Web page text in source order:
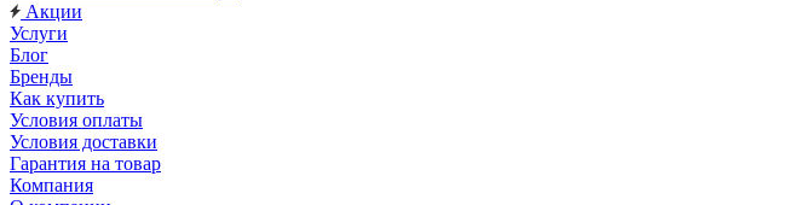
Акции
Услуги
Блог
Бренды
Как купить
Условия оплаты
Условия доставки
Гарантия на товар
Компания